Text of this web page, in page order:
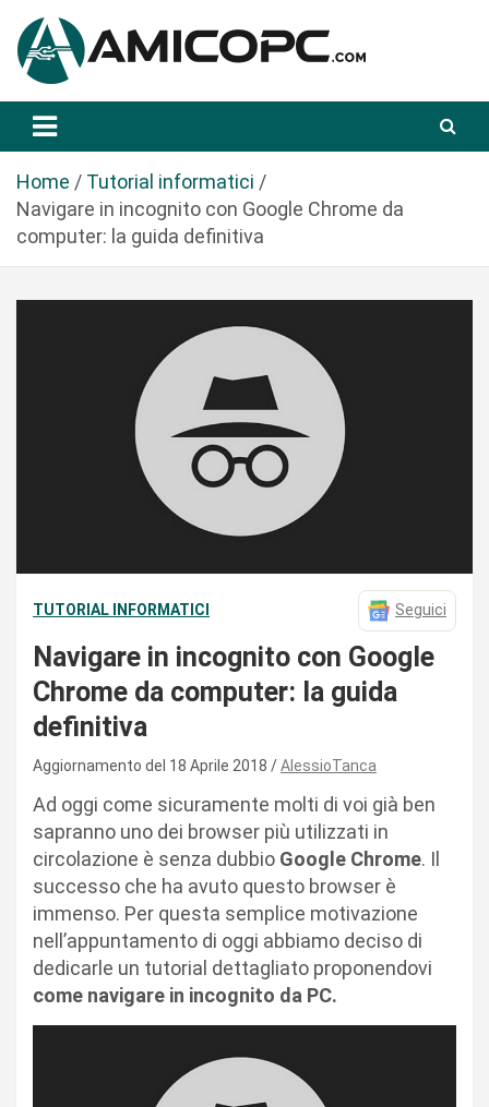
a
Amicopc.com
Home
Tutorial informatici
Navigare in incognito con Google Chrome da
computer: la guida definitiva
TUTORIAL INFORMATICI Seguici
Navigare in incognito con Google
Chrome da computer: la guida
definitiva
Aggiornamento del 18 Aprile 2018 AlessioTanca
Ad oggi come sicuramente molti di voi già ben
sapranno uno dei browser più utilizzati in
circolazione è senza dubbio Google Chrome. Il
successo che ha avuto questo browser è
immenso. Per questa semplice motivazione
nell’appuntamento di oggi abbiamo deciso di
dedicarle un tutorial dettagliato proponendovi
come navigare in incognito da PC.